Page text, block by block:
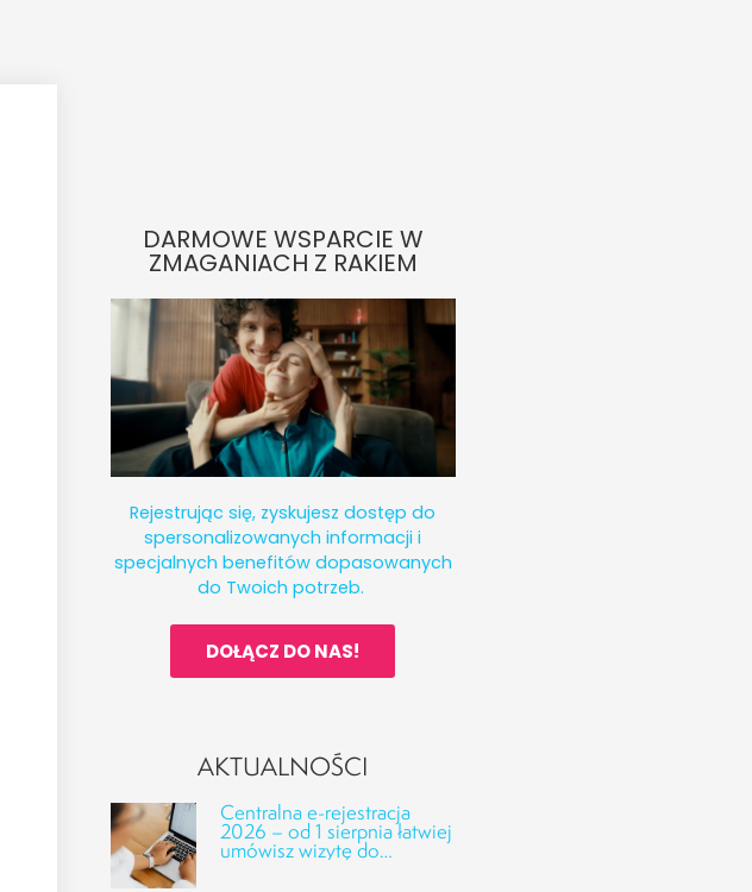
DARMOWE WSPARCIE W
ZMAGANIACH Z RAKIEM
Rejestrując się, zyskujesz dostęp do
spersonalizowanych informacji i
specjalnych benefitów dopasowanych
do Twoich potrzeb.
DOŁĄCZ DO NAS!
AKTUALNOŚCI
Centralna e-rejestracja
2026 – od 1 sierpnia łatwiej
umówisz wizytę do
kolejnych specjalistów